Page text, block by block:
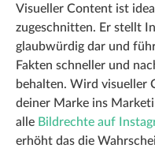
Visueller Content ist
zugeschnitten. Er stellt
glaubwürdig dar und
Fakten schneller und
behalten. Wird visueller
deiner Marke ins
alle Bildrechte auf
erhöht das die